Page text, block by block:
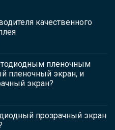
качественного
пленочным
пленочный экран, и
экран?
прозрачный экран